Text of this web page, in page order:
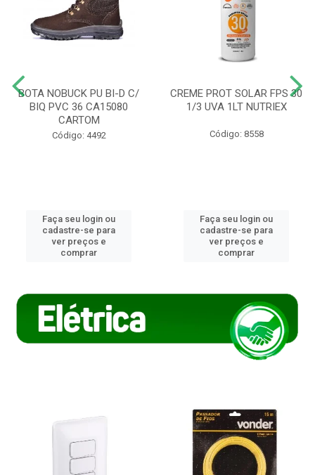
BOTA NOBUCK PU BI-D C/
BIQ PVC 36 CA15080
CARTOM
Código: 4492
Faça seu login ou
cadastre-se para
ver preços e
comprar
CREME PROT SOLAR FPS 30
1/3 UVA 1LT NUTRIEX
Código: 8558
Faça seu login ou
cadastre-se para
ver preços e
comprar